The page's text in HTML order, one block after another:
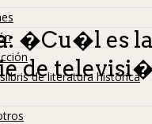
de literatura histórica
�Cu�l es la
de